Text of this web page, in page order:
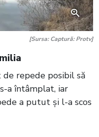
[Sursa: Captură: Protv]
de repede posibil să
a întâmplat, iar
a putut și l-a scos